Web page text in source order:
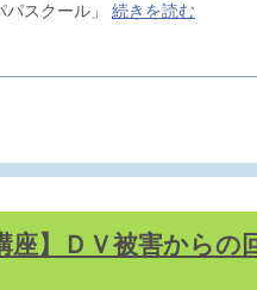
スクール」 続きを読む
座】ＤＶ被害から